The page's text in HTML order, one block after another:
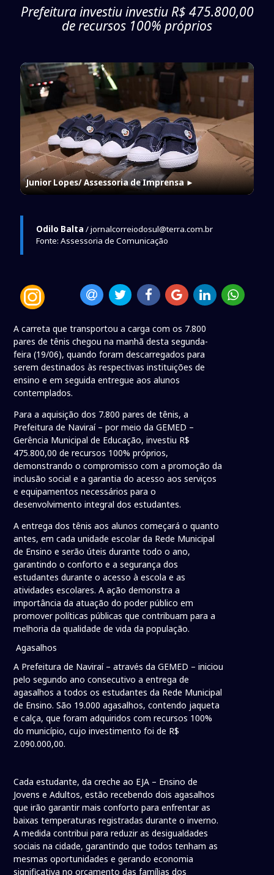
Prefeitura investiu investiu R$ 475.800,00
de recursos 100% próprios
Junior Lopes/ Assessoria de Imprensa►
Odilo Balta / jornalcorreiodosul@terra.com.br
Fonte: Assessoria de Comunicação
A carreta que transportou a carga com os 7.800
pares de tênis chegou na manhã desta segunda-
feira (19/06), quando foram descarregados para
serem destinados às respectivas instituições de
ensino e em seguida entregue aos alunos
contemplados.
Para a aquisição dos 7.800 pares de tênis, a
Prefeitura de Naviraí – por meio da GEMED –
Gerência Municipal de Educação, investiu R$
475.800,00 de recursos 100% próprios,
demonstrando o compromisso com a promoção da
inclusão social e a garantia do acesso aos serviços
e equipamentos necessários para o
desenvolvimento integral dos estudantes.
A entrega dos tênis aos alunos começará o quanto
antes, em cada unidade escolar da Rede Municipal
de Ensino e serão úteis durante todo o ano,
garantindo o conforto e a segurança dos
estudantes durante o acesso à escola e as
atividades escolares. A ação demonstra a
importância da atuação do poder público em
promover políticas públicas que contribuam para a
melhoria da qualidade de vida da população.
Agasalhos
A Prefeitura de Naviraí – através da GEMED – iniciou
pelo segundo ano consecutivo a entrega de
agasalhos a todos os estudantes da Rede Municipal
de Ensino. São 19.000 agasalhos, contendo jaqueta
e calça, que foram adquiridos com recursos 100%
do município, cujo investimento foi de R$
2.090.000,00.
Cada estudante, da creche ao EJA – Ensino de
Jovens e Adultos, estão recebendo dois agasalhos
que irão garantir mais conforto para enfrentar as
baixas temperaturas registradas durante o inverno.
A medida contribui para reduzir as desigualdades
sociais na cidade, garantindo que todos tenham as
mesmas oportunidades e gerando economia
significativa no orçamento das famílias dos